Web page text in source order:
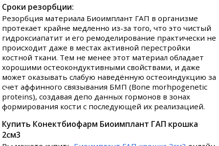
Сроки резорбции:
Резорбция материала Биоимплант ГАП в организме
протекает крайне медленно из-за того, что это чистый
гидроксиапатит и его ремоделирование практически не
происходит даже в местах активной перестройки
костной ткани. Тем не менее этот материал обладает
хорошими остеокондуктивными свойствами, и даже
может оказывать слабую наведённую остеоиндукцию за
счет аффинного связывания БМП (Bone morhpogenetic
proteins), создавая депо данных гормонов в зонах
формирования кости с последующей их реализацией.
Купить Конектбиофарм Биоимплант ГАП крошка
2см3